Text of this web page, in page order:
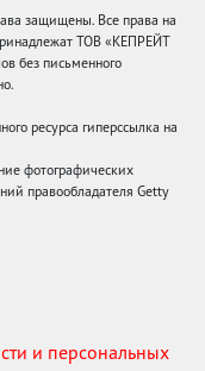
защищены. Все права на
ТОВ «КЕПРЕЙТ
без письменного
ресурса гиперссылка на
фотографических
правообладателя Getty
и персональных